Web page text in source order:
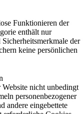
Funktionieren der
enthält nur
der
keine persönlichen
nicht unbedingt
personenbezogener
andere eingebettete